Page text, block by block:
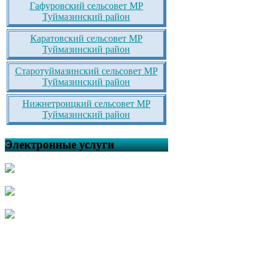
Гафуровский сельсовет МР
Туймазинский район
Каратовский сельсовет МР
Туймазинский район
Старотуймазинский сельсовет МР
Туймазинский район
Нижнетроицкий сельсовет МР
Туймазинский район
Электронные услуги